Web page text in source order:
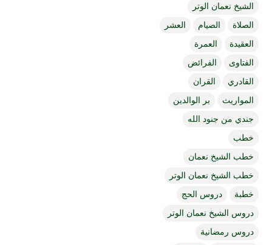
الشيخ نعمان الوتر
الصلاة
الصيام
العشر
العقيدة
العمرة
الفتاوى
الفرائض
القادري
القران
المواريث
بر الوالدين
جندي من جنود الله
خطب
خطب الشيخ نعمان
خطب الشيخ نعمان الوتر
خطبة
دروس الحج
دروس الشيخ نعمان الوتر
دروس رمضانية